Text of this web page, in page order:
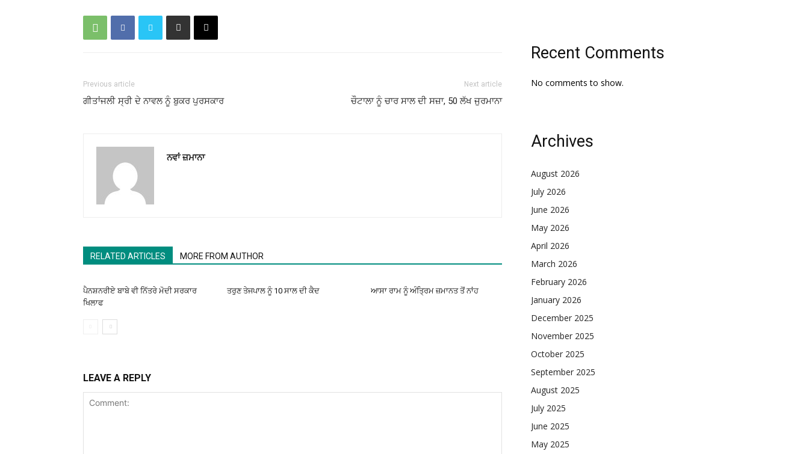
Previous article
ਗੀਤਾਂਜਲੀ ਸ੍ਰੀ ਦੇ ਨਾਵਲ ਨੂੰ ਬੁਕਰ ਪੁਰਸਕਾਰ
Next article
ਚੌਟਾਲਾ ਨੂੰ ਚਾਰ ਸਾਲ ਦੀ ਸਜ਼ਾ, 50 ਲੱਖ ਜੁਰਮਾਨਾ
ਨਵਾਂ ਜ਼ਮਾਨਾ
RELATED ARTICLES MORE FROM AUTHOR
ਪੈਨਸ਼ਨਰੀਏ ਬਾਬੇ ਵੀ ਨਿੱਤਰੇ ਮੋਦੀ ਸਰਕਾਰ
ਖਿਲਾਫ
ਤਰੁਣ ਤੇਜਪਾਲ ਨੂੰ 10 ਸਾਲ ਦੀ ਕੈਦ ਆਸਾ ਰਾਮ ਨੂੰ ਅੰਤ੍ਰਿਮ ਜ਼ਮਾਨਤ ਤੋਂ ਨਾਂਹ
LEAVE A REPLY
Recent Comments
No comments to show.
Archives
August 2026
July 2026
June 2026
May 2026
April 2026
March 2026
February 2026
January 2026
December 2025
November 2025
October 2025
September 2025
August 2025
July 2025
June 2025
May 2025